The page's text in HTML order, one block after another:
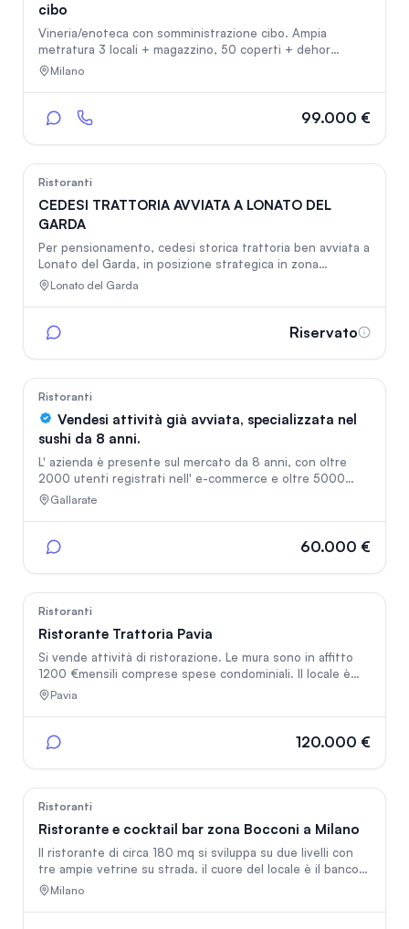
cibo
Vineria/enoteca con somministrazione cibo. Ampia
metratura 3 locali + magazzino, 50 coperti + dehor
esterno in zona porta Venezia locale completamente
attrezzature e arredamento completo. Magazzino,
Milano
99.000 €
Ristoranti
CEDESI TRATTORIA AVVIATA A LONATO DEL
GARDA
Per pensionamento, cedesi storica trattoria ben avviata a
Lonato del Garda, in posizione strategica in zona
produttiva e artigianale. Specializzata in pranzi e cene di
e pronta per il subentro, con interessanti possibilità di
pranzo e cena, venerdì solo pranzo. Trattativa riservata.
Lonato del Garda
Riservato
Ristoranti
Vendesi attività già avviata, specializzata nel
sushi da 8 anni.
L' azienda è presente sul mercato da 8 anni, con oltre
2000 utenti registrati nell' e-commerce e oltre 5000
follower del brand sui social. Già affrontato tutte le
un fatturato di 140.000€ il primo anno, e con la
sala con 17 posti a sedere interni più dehor esterno.
Posizione di enorme visibilità, vicinissima al centro di
Gallarate.
Gallarate
60.000 €
Ristoranti
Ristorante Trattoria Pavia
Si vende attività di ristorazione. Le mura sono in affitto
1200 €mensili comprese spese condominiali. Il locale è
completo di arredi, 50 coperti più dehor estivo 20
forno a convenzione, cella frigo ecc.. Il locale è gestibile
dimostrabile, situato nel centro storico di Pavia.
Pavia
120.000 €
Ristoranti
Ristorante e cocktail bar zona Bocconi a Milano
Il ristorante di circa 180 mq si sviluppa su due livelli con
tre ampie vetrine su strada. il cuore del locale è il banco
bar, affiancato da cucina a vista completamente
Milano